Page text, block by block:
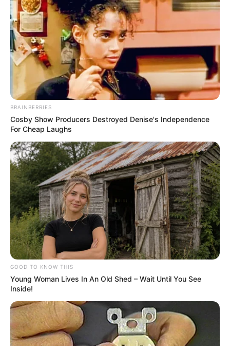
BRAINBERRIES
Cosby Show Producers Destroyed Denise's Independence
For Cheap Laughs
GOOD TO KNOW THIS
Young Woman Lives In An Old Shed – Wait Until You See
Inside!